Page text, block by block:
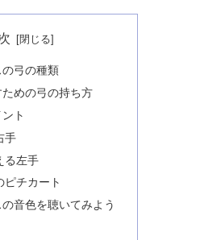
弓の種類
めの弓の持ち方
ト
手
る左手
ピチカート
音色を聴いてみよう